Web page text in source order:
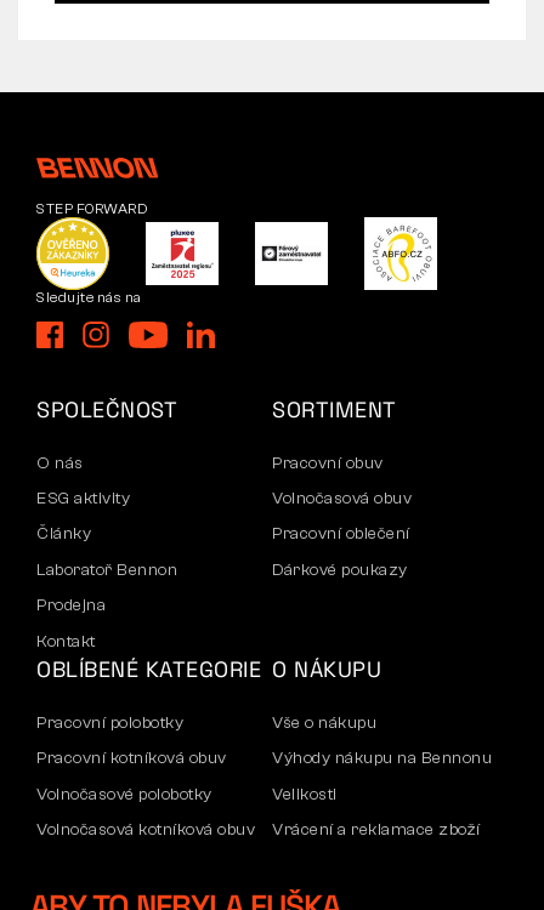
STEP FORWARD
Sledujte nás na
SPOLEČNOST
O nás
ESG aktivity
Články
Laboratoř Bennon
Prodejna
Kontakt
SORTIMENT
Pracovní obuv
Volnočasová obuv
Pracovní oblečení
Dárkové poukazy
OBLÍBENÉ KATEGORIE
Pracovní polobotky
Pracovní kotníková obuv
Volnočasové polobotky
Volnočasová kotníková obuv
Mikiny
O NÁKUPU
Vše o nákupu
Výhody nákupu na Bennonu
Velikosti
Vrácení a reklamace zboží
Firemní účet